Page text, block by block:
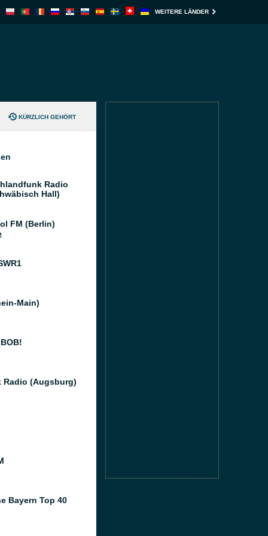
WEITERE LÄNDER
KÜRZLICH GEHÖRT
Radio
Hall)
FM (Berlin)
Main)
Radio (Augsburg)
Bayern Top 40